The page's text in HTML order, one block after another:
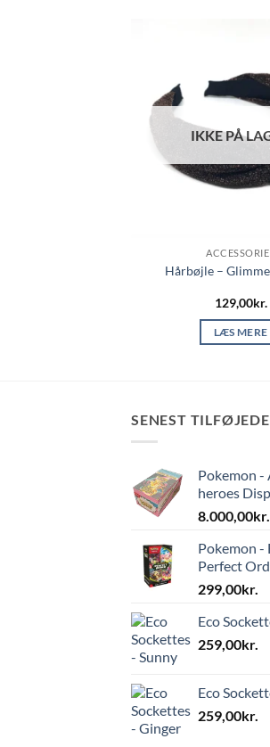
IKKE PÅ
Hårbøjle –
129,00kr.
LÆS MERE
SENEST TILFØJEDE
Pokemon -
heroes
8.000,00kr.
Pokemon -
Perfect
299,00kr.
Eco
259,00kr.
Eco
259,00kr.